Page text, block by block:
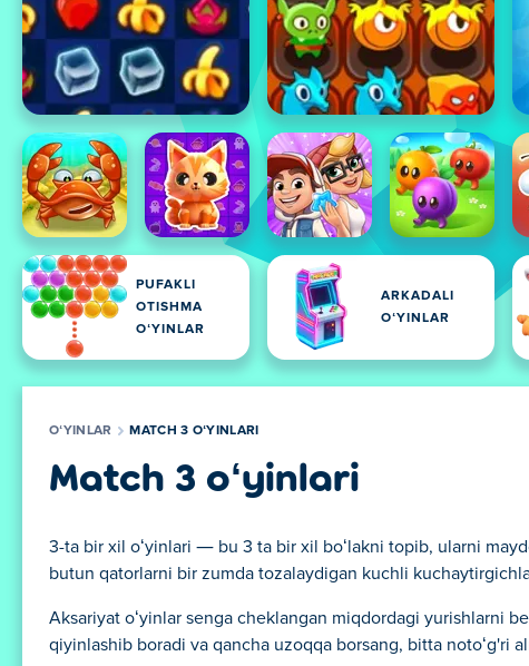
PUFAKLI
OTISHMA
OʻYINLAR
ARKADALI
OʻYINLAR
OʻYINLAR MATCH 3 OʻYINLARI
Match 3 oʻyinlari
3-ta bir xil oʻyinlari — bu 3 ta bir xil boʻlakni topib, ularni
butun qatorlarni bir zumda tozalaydigan kuchli
Aksariyat oʻyinlar senga cheklangan miqdordagi yurishlarni
qiyinlashib boradi va qancha uzoqqa borsang, bitta notoʻg'ri